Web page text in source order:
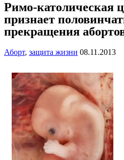
Римо-католическая
признает
прекращения
Аборт, защита жизни 08.11.2013